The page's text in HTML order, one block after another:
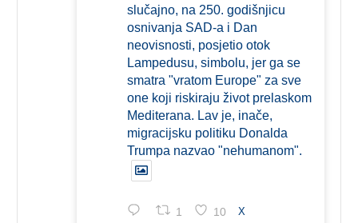
slučajno, na 250. godišnjicu
osnivanja SAD-a i Dan
neovisnosti, posjetio otok
Lampedusu, simbolu, jer ga se
smatra "vratom Europe" za sve
one koji riskiraju život prelaskom
Mediterana. Lav je, inače,
migracijsku politiku Donalda
Trumpa nazvao "nehumanom".
1 10 X